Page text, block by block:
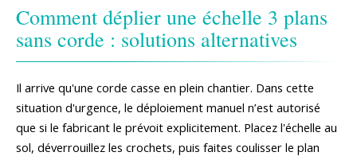
Comment déplier une échelle 3 plans
sans corde : solutions alternatives
Il arrive qu'une corde casse en plein chantier. Dans cette
situation d'urgence, le déploiement manuel n’est autorisé
que si le fabricant le prévoit explicitement. Placez l'échelle au
sol, déverrouillez les crochets, puis faites coulisser le plan